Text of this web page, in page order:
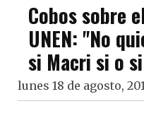
Cobos sobre
UNEN: "No
si Macri si o
lunes 18 de agosto,